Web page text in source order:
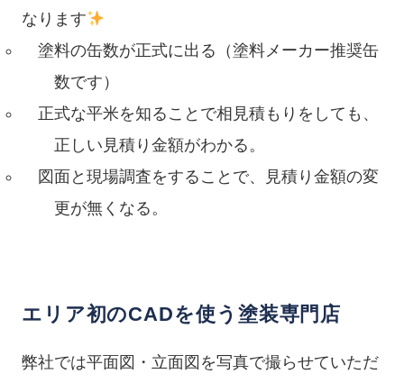
なります
塗料の缶数が正式に出る（塗料メーカー推奨缶
数です）
正式な平米を知ることで相見積もりをしても、
正しい見積り金額がわかる。
図面と現場調査をすることで、見積り金額の変
更が無くなる。
エリア初のCADを使う塗装専門店
弊社では平面図・立面図を写真で撮らせていただ